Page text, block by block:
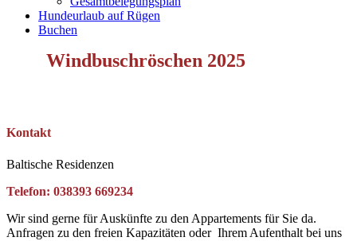
Hundeurlaub auf Rügen
Buchen
Windbuschröschen 2025
Kontakt
Baltische Residenzen
Telefon: 038393 669234
Wir sind gerne für Auskünfte zu den Appartements für Sie da.
Anfragen zu den freien Kapazitäten oder Ihrem Aufenthalt bei uns